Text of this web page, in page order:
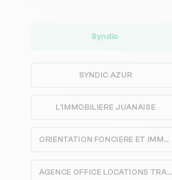
Syndic
SYNDIC AZUR
L'IMMOBILIERE JUANAISE
ORIENTATION FONCIERE ET IMMOBILIERE
AGENCE OFFICE LOCATIONS TRANSACTIONS